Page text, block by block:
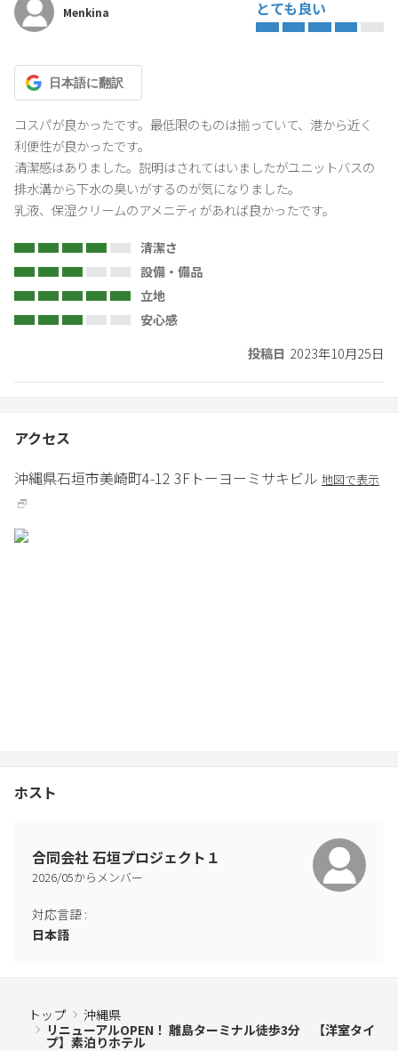
Menkina とても良い
日本語に翻訳
コスパが良かったです。最低限のものは揃っていて、港から近く
利便性が良かったです。
清潔感はありました。説明はされてはいましたがユニットバスの
排水溝から下水の臭いがするのが気になりました。
乳液、保湿クリームのアメニティがあれば良かったです。
清潔さ
設備・備品
立地
安心感
投稿日 2023年10月25日
アクセス
沖縄県石垣市美崎町4-12 3F トーヨーミサキビル 地図で表示
ホスト
合同会社 石垣プロジェクト１
2026/05からメンバー
対応言語 :
日本語
トップ
沖縄県
リニューアルOPEN！ 離島ターミナル徒歩3分 【洋室タイ
プ】素泊りホテル